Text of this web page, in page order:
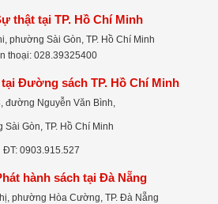
thật tại TP. Hồ Chí Minh
phường Sài Gòn, TP. Hồ Chí Minh
thoại: 028.39325400
Đường sách TP. Hồ Chí Minh
đường Nguyễn Văn Bình,
Sài Gòn, TP. Hồ Chí Minh
ĐT: 0903.915.527
hành sách tại Đà Nẵng
phường Hòa Cường, TP. Đà Nẵng